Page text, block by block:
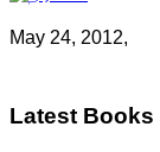
May 24, 2012,
Latest Books